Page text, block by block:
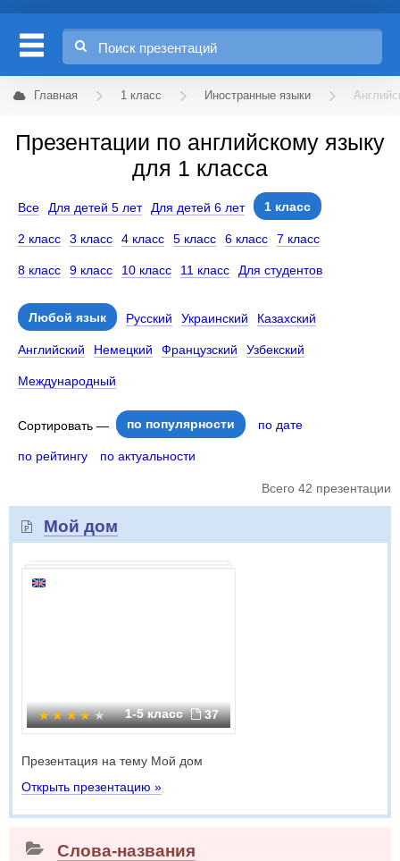
Главная 1 класс Иностранные языки
Презентации по английскому языку
для 1 класса
Все Для детей 5 лет Для детей 6 лет 1 класс
2 класс 3 класс 4 класс 5 класс 6 класс 7 класс
8 класс 9 класс 10 класс 11 класс Для студентов
Любой язык Русский Украинский Казахский
Английский Немецкий Французский Узбекский
Международный
Сортировать — по популярности по дате
по рейтингу по актуальности
Всего 42 презентации
Мой дом
1-5 класс 37
Презентация на тему Мой дом
Открыть презентацию »
Слова-названия